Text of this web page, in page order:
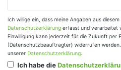
Ich willige ein, dass meine Angaben aus
Datenschutzerklärung erfasst und verarbeitet
Einwilligung kann jederzeit für die Zukunft per
(Datenschutzbeauftragter) widerrufen
unserer Datenschutzerklärung.
Ich habe die